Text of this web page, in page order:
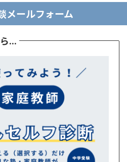
メールフォーム
...